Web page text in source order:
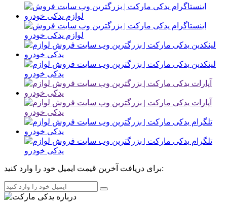
برای دریافت آخرین قیمت ایمیل خود را وارد کنید: